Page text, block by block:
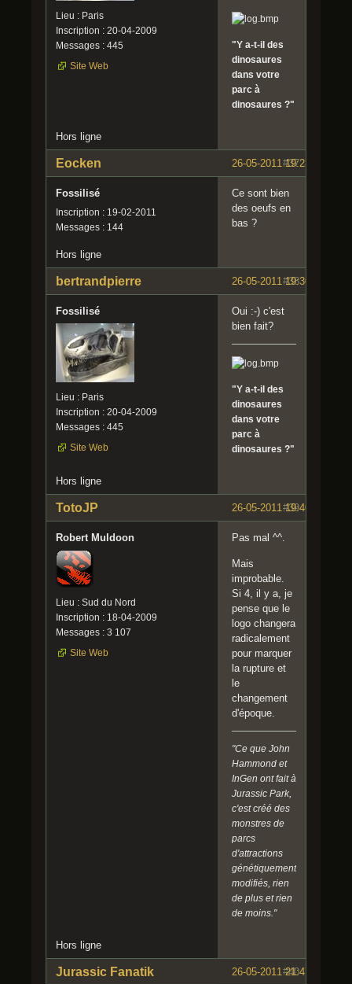
Lieu : Paris
Inscription : 20-04-2009
Messages : 445
Site Web
"Y a-t-il des
dinosaures
dans votre
parc à
dinosaures ?"
Hors ligne
#37
26-05-2011 19:23:23
Eocken
Fossilisé
Inscription : 19-02-2011
Messages : 144
Ce sont bien
des oeufs en
bas ?
Hors ligne
#38
26-05-2011 19:30:19
bertrandpierre
Fossilisé
Lieu : Paris
Inscription : 20-04-2009
Messages : 445
Site Web
Oui :-) c'est
bien fait?
"Y a-t-il des
dinosaures
dans votre
parc à
dinosaures ?"
Hors ligne
#39
26-05-2011 19:40:31
TotoJP
Robert Muldoon
Lieu : Sud du Nord
Inscription : 18-04-2009
Messages : 3 107
Site Web
Pas mal ^^.
Mais
improbable.
Si 4, il y a, je
pense que le
logo changera
radicalement
pour marquer
la rupture et
le
changement
d'époque.
"Ce que John
Hammond et
InGen ont fait à
Jurassic Park,
c'est créé des
monstres de
parcs
d'attractions
génétiquement
modifiés, rien
de plus et rien
de moins."
Hors ligne
#40
26-05-2011 21:47:37
Jurassic Fanatik